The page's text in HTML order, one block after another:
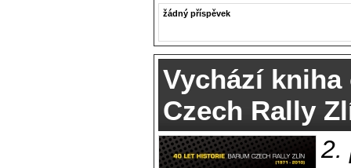
žádný příspěvek
Vychází
Czech Rally
2.